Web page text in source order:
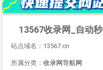
13567收录网_自动秒收录_自助链_网站网址收录提交_网站分类目录
站点域名：13567.cn
所属分类： 收录网导航网